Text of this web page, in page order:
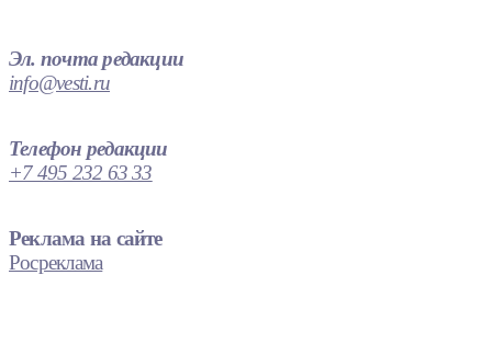
Эл. почта редакции
info@vesti.ru
Телефон редакции
+7 495 232 63 33
Реклама на сайте
Росреклама